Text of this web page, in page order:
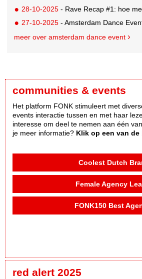
28-10-2025 - Rave Recap #1: hoe merken de ruis
27-10-2025 - Amsterdam Dance Event 2025 trekt
meer over amsterdam dance event
communities & events
Het platform FONK stimuleert met
events interactie tussen en met haar
interesse om deel te nemen aan één
je meer informatie? Klik op een van
Coolest Dutch
Female Agency
FONK150 Best
red alert 2025